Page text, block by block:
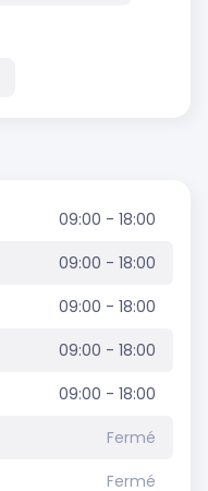
09:00 - 18:00
09:00 - 18:00
09:00 - 18:00
09:00 - 18:00
09:00 - 18:00
Fermé
Fermé